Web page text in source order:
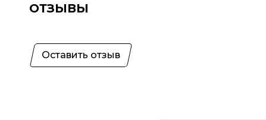
ОТЗЫВЫ
Оставить отзыв